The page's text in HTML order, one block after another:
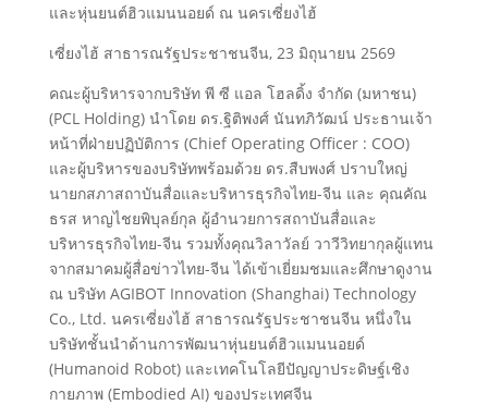
และหุ่นยนต์ฮิวแมนนอยด์ ณ นครเซี่ยงไฮ้
เซี่ยงไฮ้ สาธารณรัฐประชาชนจีน, 23 มิถุนายน 2569
คณะผู้บริหารจากบริษัท พี ซี แอล โฮลดิ้ง จำกัด (มหาชน)
(PCL Holding) นำโดย ดร.ฐิติพงศ์ นันทภิวัฒน์ ประธานเจ้า
หน้าที่ฝ่ายปฏิบัติการ (Chief Operating Officer : COO)
และผู้บริหารของบริษัทพร้อมด้วย ดร.สืบพงศ์ ปราบใหญ่
นายกสภาสถาบันสื่อและบริหารธุรกิจไทย-จีน และ คุณคัณ
ธรส หาญไชยพิบุลย์กุล ผู้อำนวยการสถาบันสื่อและ
บริหารธุรกิจไทย-จีน รวมทั้งคุณวิลาวัลย์ วาวีวิทยากุลผู้แทน
จากสมาคมผู้สื่อข่าวไทย-จีน ได้เข้าเยี่ยมชมและศึกษาดูงาน
ณ บริษัท AGIBOT Innovation (Shanghai) Technology
Co., Ltd. นครเซี่ยงไฮ้ สาธารณรัฐประชาชนจีน หนึ่งใน
บริษัทชั้นนำด้านการพัฒนาหุ่นยนต์ฮิวแมนนอยด์
(Humanoid Robot) และเทคโนโลยีปัญญาประดิษฐ์เชิง
กายภาพ (Embodied AI) ของประเทศจีน